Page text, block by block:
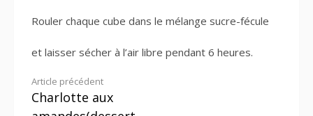
Rouler chaque cube dans le mélange sucre-fécule
et laisser sécher à l’air libre pendant 6 heures.
Lire
Article précédent
Charlotte aux